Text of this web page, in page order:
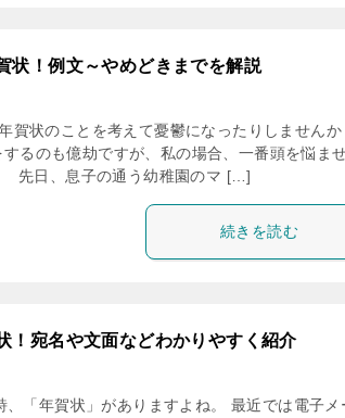
状！例文～やめどきまでを解説
賀状のことを考えて憂鬱になったりしませんか
るのも億劫ですが、私の場合、一番頭を悩ま
先日、息子の通う幼稚園のマ […]
続きを読む
！宛名や文面などわかりやすく紹介
「年賀状」がありますよね。 最近では電子メ